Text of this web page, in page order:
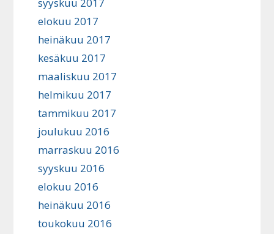
elokuu 2017
heinäkuu 2017
kesäkuu 2017
maaliskuu 2017
helmikuu 2017
tammikuu 2017
joulukuu 2016
marraskuu 2016
syyskuu 2016
elokuu 2016
heinäkuu 2016
toukokuu 2016